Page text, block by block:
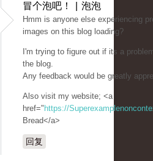
冒个泡吧！ | 泡泡
Hmm is anyone else experiencing
images on this blog loading?
I'm trying to figure out if its a
the blog.
Any feedback would be greatly
Also visit my website; <a
href=" https://
Bread</a>
回复